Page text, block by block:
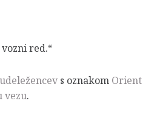
vozni red.“
s oznakom Orient
vezu.